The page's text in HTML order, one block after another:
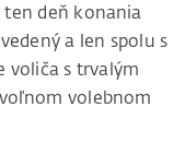
ten deň konania
a len spolu s
voliča s trvalým
volebnom